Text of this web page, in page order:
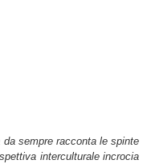
sempre racconta le spinte
interculturale incrocia